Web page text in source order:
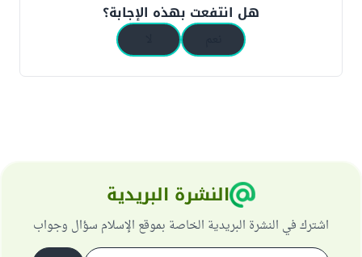
هل انتفعت بهذه الإجابة؟
النشرة البريدية
اشترك في النشرة البريدية الخاصة بموقع الإسلام سؤال وجواب